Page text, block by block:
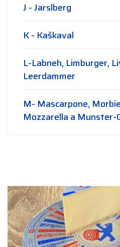
J - Jarslberg
K - Kaškaval
L-Labneh, Limburger,
Leerdammer
M- Mascarpone,
Mozzarella a Munster-